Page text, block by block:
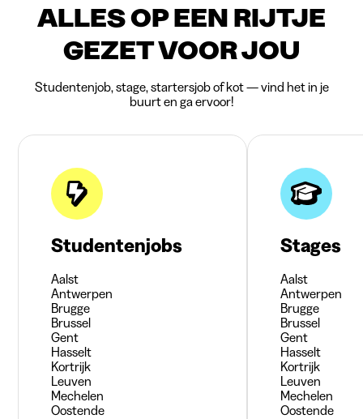
ALLES OP EEN RIJTJE
GEZET VOOR JOU
Studentenjob, stage, startersjob of kot — vind het in je
buurt en ga ervoor!
Studentenjobs
Aalst
Antwerpen
Brugge
Brussel
Gent
Hasselt
Kortrijk
Leuven
Mechelen
Oostende
Stages
Aalst
Antwerpen
Brugge
Brussel
Gent
Hasselt
Kortrijk
Leuven
Mechelen
Oostende